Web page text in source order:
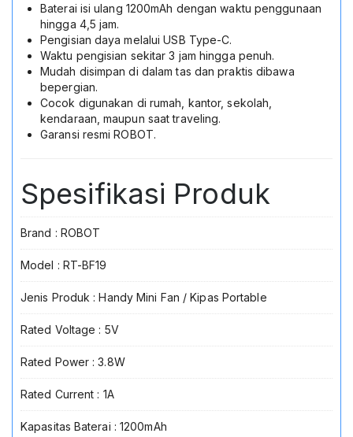
Baterai isi ulang 1200mAh dengan waktu penggunaan
hingga 4,5 jam.
Pengisian daya melalui USB Type-C.
Waktu pengisian sekitar 3 jam hingga penuh.
Mudah disimpan di dalam tas dan praktis dibawa
bepergian.
Cocok digunakan di rumah, kantor, sekolah,
kendaraan, maupun saat traveling.
Garansi resmi ROBOT.
Spesifikasi Produk
Brand : ROBOT
Model : RT-BF19
Jenis Produk : Handy Mini Fan / Kipas Portable
Rated Voltage : 5V
Rated Power : 3.8W
Rated Current : 1A
Kapasitas Baterai : 1200mAh